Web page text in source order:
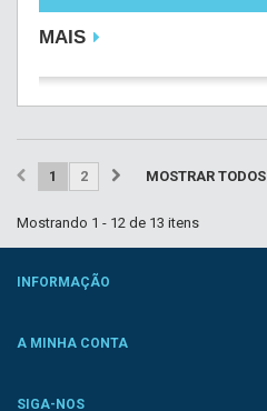
MAIS
MOSTRAR TODOS
1 2
Mostrando 1 - 12 de 13 itens
INFORMAÇÃO
A MINHA CONTA
SIGA-NOS